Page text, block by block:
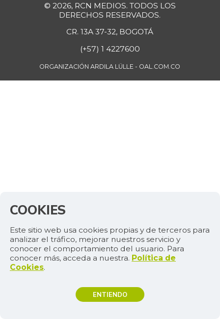
© 2026, RCN MEDIOS. TODOS LOS
DERECHOS RESERVADOS.
CR. 13A 37-32, BOGOTÁ
(+57) 1 4227600
ORGANIZACIÓN ARDILA LÜLLE - OAL.COM.CO
COOKIES
Este sitio web usa cookies propias y de terceros para
analizar el tráfico, mejorar nuestros servicio y
conocer el comportamiento del usuario. Para
conocer más, acceda a nuestra. Política de
Cookies.
ENTIENDO